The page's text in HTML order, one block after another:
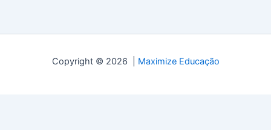
Copyright © 2026 | Maximize Educação